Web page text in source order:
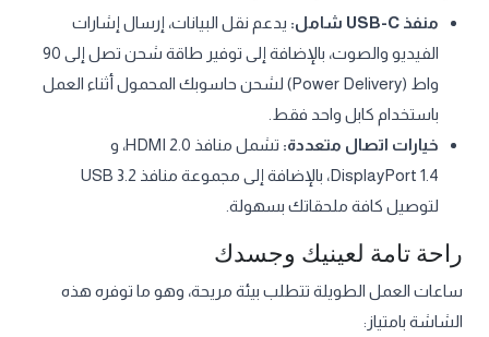
منفذ USB-C شامل:
يدعم نقل البيانات، إرسال إشارات
الفيديو والصوت، بالإضافة إلى توفير طاقة شحن تصل إلى 90
واط (Power Delivery) لشحن حاسوبك المحمول أثناء العمل
باستخدام كابل واحد فقط.
خيارات اتصال متعددة:
تشمل منافذ HDMI 2.0، و
DisplayPort 1.4، بالإضافة إلى مجموعة منافذ USB 3.2
لتوصيل كافة ملحقاتك بسهولة.
راحة تامة لعينيك وجسدك
ساعات العمل الطويلة تتطلب بيئة مريحة، وهو ما توفره هذه
الشاشة بامتياز: